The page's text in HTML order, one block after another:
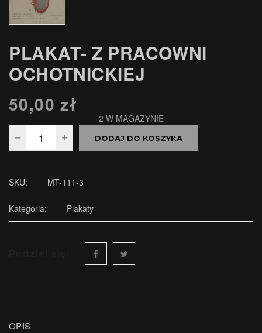
PLAKAT- Z PRACOWNI
OCHOTNICKIEJ
50,00zł
2 W MAGAZYNIE
DODAJ DO KOSZYKA
SKU: MT-111-3
Kategoria: Plakaty
OPIS